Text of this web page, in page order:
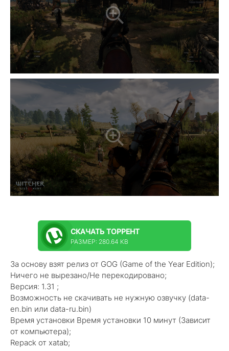
СКАЧАТЬ ТОРРЕНТ
РАЗМЕР: 280.64 KB
За основу взят релиз от GOG (Game of the Year Edition);
Ничего не вырезано/Не перекодировано;
Версия: 1.31 ;
Возможность не скачивать не нужную озвучку (data-
en.bin или data-ru.bin)
Время установки Время установки 10 минут (Зависит
от компьютера);
Repack от xatab;